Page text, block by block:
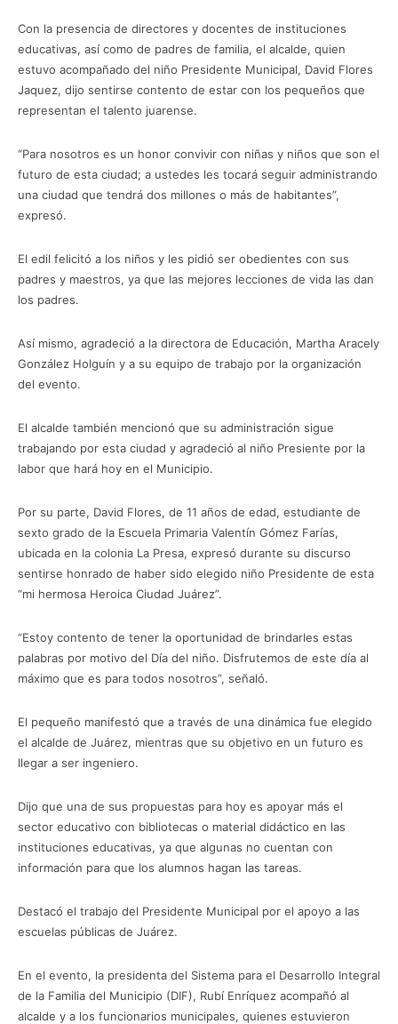
Con la presencia de directores y docentes de instituciones
educativas, así como de padres de familia, el alcalde, quien
estuvo acompañado del niño Presidente Municipal, David Flores
Jaquez, dijo sentirse contento de estar con los pequeños que
representan el talento juarense.
“Para nosotros es un honor convivir con niñas y niños que son el
futuro de esta ciudad; a ustedes les tocará seguir administrando
una ciudad que tendrá dos millones o más de habitantes”,
expresó.
El edil felicitó a los niños y les pidió ser obedientes con sus
padres y maestros, ya que las mejores lecciones de vida las dan
los padres.
Así mismo, agradeció a la directora de Educación, Martha Aracely
González Holguín y a su equipo de trabajo por la organización
del evento.
El alcalde también mencionó que su administración sigue
trabajando por esta ciudad y agradeció al niño Presiente por la
labor que hará hoy en el Municipio.
Por su parte, David Flores, de 11 años de edad, estudiante de
sexto grado de la Escuela Primaria Valentín Gómez Farías,
ubicada en la colonia La Presa, expresó durante su discurso
sentirse honrado de haber sido elegido niño Presidente de esta
“mi hermosa Heroica Ciudad Juárez”.
“Estoy contento de tener la oportunidad de brindarles estas
palabras por motivo del Día del niño. Disfrutemos de este día al
máximo que es para todos nosotros”, señaló.
El pequeño manifestó que a través de una dinámica fue elegido
el alcalde de Juárez, mientras que su objetivo en un futuro es
llegar a ser ingeniero.
Dijo que una de sus propuestas para hoy es apoyar más el
sector educativo con bibliotecas o material didáctico en las
instituciones educativas, ya que algunas no cuentan con
información para que los alumnos hagan las tareas.
Destacó el trabajo del Presidente Municipal por el apoyo a las
escuelas públicas de Juárez.
En el evento, la presidenta del Sistema para el Desarrollo Integral
de la Familia del Municipio (DIF), Rubí Enríquez acompañó al
alcalde y a los funcionarios municipales, quienes estuvieron